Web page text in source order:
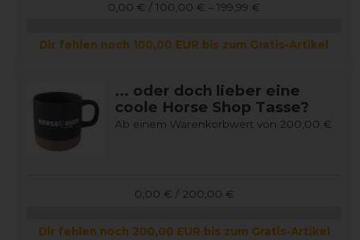
0,00 € / 100,00 € – 199,99 €
Dir fehlen noch 100,00 EUR bis zum Gratis-Artikel
... oder doch lieber eine
coole Horse Shop Tasse?
Ab einem Warenkorbwert von 200,00 €
0,00 € / 200,00 €
Dir fehlen noch 200,00 EUR bis zum Gratis-Artikel